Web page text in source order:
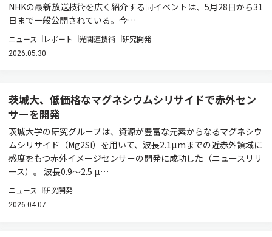
NHKの最新放送技術を広く紹介する同イベントは、5月28日から31
日まで一般公開されている。今…
ニュース レポート 光関連技術 研究開発
2026.05.30
茨城大、低価格なマグネシウムシリサイドで赤外セン
サーを開発
茨城大学の研究グループは、資源が豊富な元素からなるマグネシウ
ムシリサイド（Mg2Si）を用いて、波長2.1µmまでの近赤外領域に
感度をもつ赤外イメージセンサーの開発に成功した（ニュースリリ
ース）。 波長0.9～2.5 µ…
ニュース 研究開発
2026.04.07